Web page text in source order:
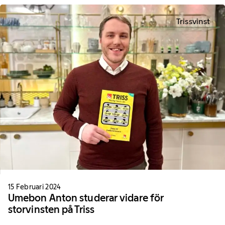
Trissvinst
15 Februari 2024
Umebon Anton studerar vidare för
storvinsten på Triss